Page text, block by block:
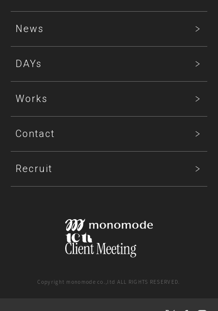
News
DAYs
Works
Contact
Recruit
Copyright monomode co.,ltd ALL RIGHTS RESERVED.